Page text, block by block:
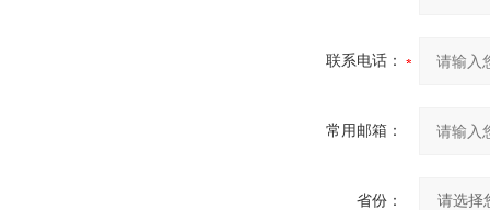
联系电话：
常用邮箱：
省份：